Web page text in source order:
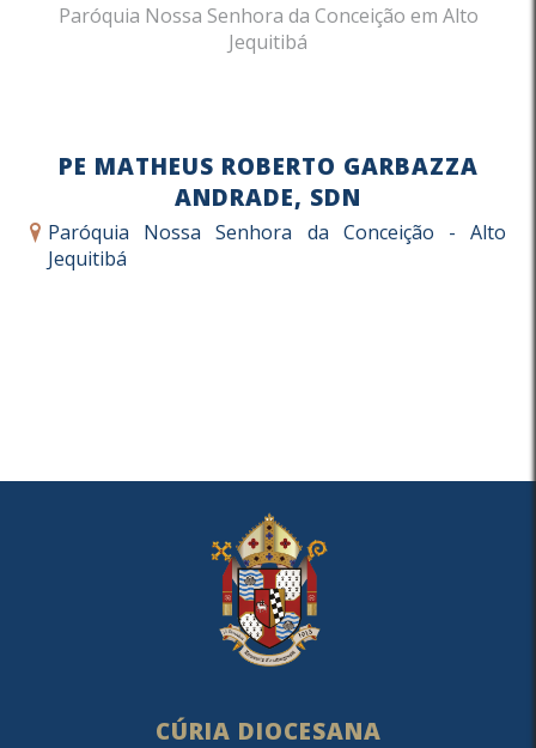
Paróquia Nossa Senhora da Conceição em Alto
Jequitibá
PE MATHEUS ROBERTO GARBAZZA
ANDRADE, SDN
Paróquia Nossa Senhora da Conceição - Alto
Jequitibá
CÚRIA DIOCESANA